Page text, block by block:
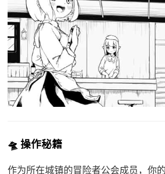
🛸 操作秘籍
作为所在城镇的冒险者公会成员，你